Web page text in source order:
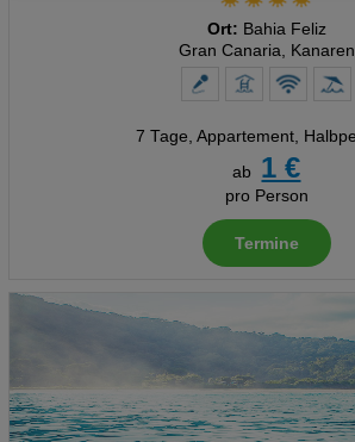
Erweiterte Einstellungen
Ort: Bahia Feliz
Gran Canaria, Kanaren
7 Tage, Appartement,
ab
1 €
pro Person
Termine